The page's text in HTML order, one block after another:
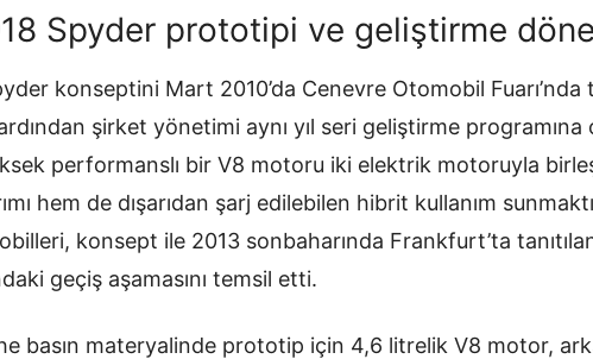
Spyder prototipi ve geliştirme
konseptini Mart 2010’da Cenevre Otomobil Fuarı’nda
şirket yönetimi aynı yıl seri geliştirme
performanslı bir V8 motoru iki elektrik motoruyla
hem de dışarıdan şarj edilebilen hibrit kullanım
konsept ile 2013 sonbaharında Frankfurt’ta
geçiş aşamasını temsil etti.
basın materyalinde prototip için 4,6 litrelik V8 motor,